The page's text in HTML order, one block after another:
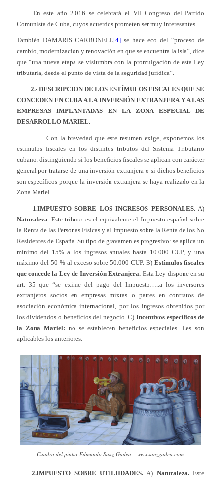
En este año 2.016 se celebrará el VII Congreso del Partido
Comunista de Cuba, cuyos acuerdos prometen ser muy interesantes.
También DAMARIS CARBONELL[4]se hace eco del “proceso de
cambio, modernización y renovación en que se encuentra la isla”, dice
que “una nueva etapa se vislumbra con la promulgación de esta Ley
tributaria, desde el punto de vista de la seguridad jurídica”.
2.- DESCRIPCION DE LOS ESTÍMULOS FISCALES QUE SE
CONCEDEN EN CUBA A LA INVERSIÓN EXTRANJERA Y A LAS
EMPRESAS IMPLANTADAS EN LA ZONA ESPECIAL DE
DESARROLLO MARIEL.
Con la brevedad que este resumen exige, exponemos los
estímulos fiscales en los distintos tributos del Sistema Tributario
cubano, distinguiendo si los beneficios fiscales se aplican con carácter
general por tratarse de una inversión extranjera o si dichos beneficios
son específicos porque la inversión extranjera se haya realizado en la
Zona Mariel.
1.IMPUESTO SOBRE LOS INGRESOS PERSONALES.A)
Naturaleza.Este tributo es el equivalente el Impuesto español sobre
la Renta de las Personas Físicas y al Impuesto sobre la Renta de los No
Residentes de España. Su tipo de gravamen es progresivo: se aplica un
mínimo del 15% a los ingresos anuales hasta 10.000 CUP, y una
máximo del 50 % al exceso sobre 50.000 CUP. B)Estímulos fiscales
que concede la Ley de Inversión Extranjera. Esta Ley dispone en su
art. 35 que “se exime del pago del Impuesto…..a los inversores
extranjeros socios en empresas mixtas o partes en contratos de
asociación económica internacional, por los ingresos obtenidos por
los dividendos o beneficios del negocio. C)Incentivos específicos de
la Zona Mariel: no se establecen beneficios especiales. Les son
aplicables los anteriores.
Cuadro del pintor Edmundo Sanz-Gadea – www.sanzgadea.com
2.IMPUESTO SOBRE UTILIIDADES. A) Naturaleza.Este